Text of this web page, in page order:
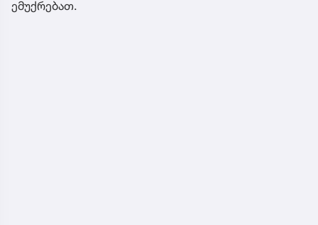
ემუქრებათ.